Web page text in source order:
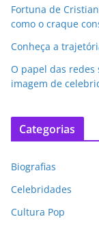
Fortuna de
como o craque
Conheça a
O papel das
imagem de
Categorias
Biografias
Celebridades
Cultura Pop